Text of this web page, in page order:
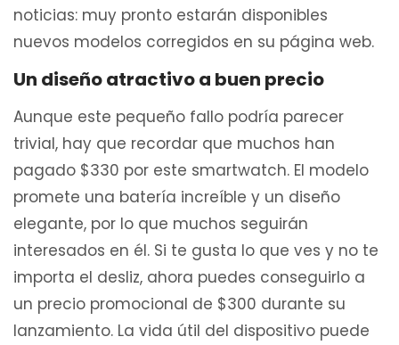
noticias: muy pronto estarán disponibles
nuevos modelos corregidos en su página web.
Un diseño atractivo a buen precio
Aunque este pequeño fallo podría parecer
trivial, hay que recordar que muchos han
pagado $330 por este smartwatch. El modelo
promete una batería increíble y un diseño
elegante, por lo que muchos seguirán
interesados en él. Si te gusta lo que ves y no te
importa el desliz, ahora puedes conseguirlo a
un precio promocional de $300 durante su
lanzamiento. La vida útil del dispositivo puede